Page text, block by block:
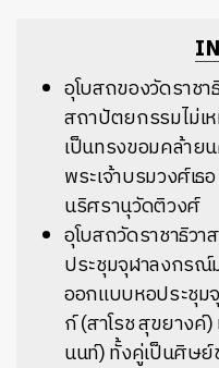
อุโบสถของวัดราช
สถาปัตยกรรมไม่เ
เป็นทรงขอมคล้าย
พระเจ้าบรมวงศ์เ
นริศรานุวัดติวงศ์
อุโบสถวัดราชาธิว
ประชุมจุฬาลงกรณ์
ออกแบบหอประชุม
ก์ (สาโรช สุขยางค์
นนท์) ทั้งคู่เป็นศิษย์